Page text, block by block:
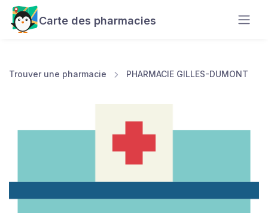
Carte des pharmacies
Trouver une pharmacie PHARMACIE GILLES-DUMONT